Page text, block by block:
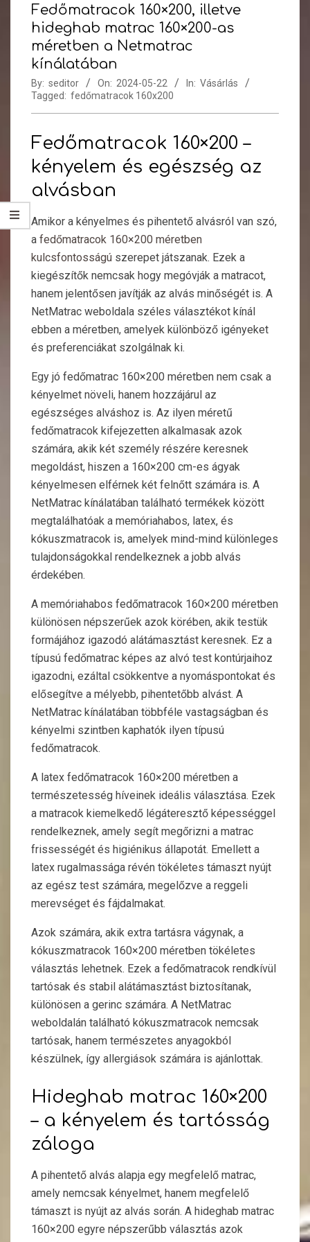
Fedőmatracok 160×200, illetve
hideghab matrac 160×200-as
méretben a Netmatrac
kínálatában
By: seditor On: 2024-05-22 In: Vásárlás
Tagged: fedőmatracok 160x200
Fedőmatracok 160×200 –
kényelem és egészség az
alvásban
Amikor a kényelmes és pihentető alvásról van szó,
a fedőmatracok 160×200 méretben
kulcsfontosságú szerepet játszanak. Ezek a
kiegészítők nemcsak hogy megóvják a matracot,
hanem jelentősen javítják az alvás minőségét is. A
NetMatrac weboldala széles választékot kínál
ebben a méretben, amelyek különböző igényeket
és preferenciákat szolgálnak ki.
Egy jó fedőmatrac 160×200 méretben nem csak a
kényelmet növeli, hanem hozzájárul az
egészséges alváshoz is. Az ilyen méretű
fedőmatracok kifejezetten alkalmasak azok
számára, akik két személy részére keresnek
megoldást, hiszen a 160×200 cm-es ágyak
kényelmesen elférnek két felnőtt számára is. A
NetMatrac kínálatában található termékek között
megtalálhatóak a memóriahabos, latex, és
kókuszmatracok is, amelyek mind-mind különleges
tulajdonságokkal rendelkeznek a jobb alvás
érdekében.
A memóriahabos fedőmatracok 160×200 méretben
különösen népszerűek azok körében, akik testük
formájához igazodó alátámasztást keresnek. Ez a
típusú fedőmatrac képes az alvó test kontúrjaihoz
igazodni, ezáltal csökkentve a nyomáspontokat és
elősegítve a mélyebb, pihentetőbb alvást. A
NetMatrac kínálatában többféle vastagságban és
kényelmi szintben kaphatók ilyen típusú
fedőmatracok.
A latex fedőmatracok 160×200 méretben a
természetesség híveinek ideális választása. Ezek
a matracok kiemelkedő légáteresztő képességgel
rendelkeznek, amely segít megőrizni a matrac
frissességét és higiénikus állapotát. Emellett a
latex rugalmassága révén tökéletes támaszt nyújt
az egész test számára, megelőzve a reggeli
merevséget és fájdalmakat.
Azok számára, akik extra tartásra vágynak, a
kókuszmatracok 160×200 méretben tökéletes
választás lehetnek. Ezek a fedőmatracok rendkívül
tartósak és stabil alátámasztást biztosítanak,
különösen a gerinc számára. A NetMatrac
weboldalán található kókuszmatracok nemcsak
tartósak, hanem természetes anyagokból
készülnek, így allergiások számára is ajánlottak.
Hideghab matrac 160×200
– a kényelem és tartósság
záloga
A pihentető alvás alapja egy megfelelő matrac,
amely nemcsak kényelmet, hanem megfelelő
támaszt is nyújt az alvás során. A hideghab matrac
160×200 egyre népszerűbb választás azok